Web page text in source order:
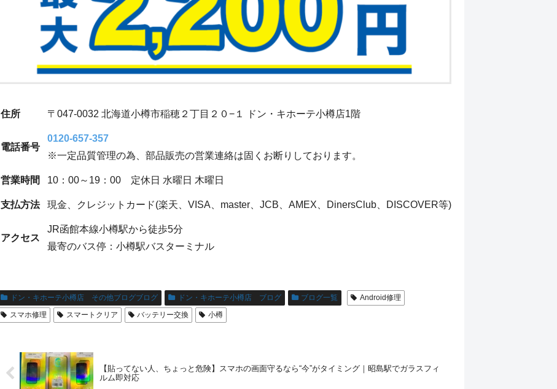
住所 〒047-0032 北海道小樽市稲穂２丁目２０−１ ドン・キホーテ小樽店1階
電話番号
0120-657-357
※一定品質管理の為、部品販売の営業連絡は固くお断りしております。
営業時間 10：00～19：00 定休日 水曜日 木曜日
支払方法 現金、クレジットカード(楽天、VISA、master、JCB、AMEX、DinersClub、DISCOVER等)、paypay、楽天pay
アクセス
JR函館本線小樽駅から徒歩5分
最寄のバス停：小樽駅バスターミナル
ドン・キホーテ小樽店 その他ブログブログ ドン・キホーテ小樽店 ブログ ブログ一覧
Android修理
スマホ修理
スマートクリア バッテリー交換 小樽
【貼ってない人、ちょっと危険】スマホの画面守るなら“今”がタイミング｜昭島駅でガラスフィ
ルム即対応